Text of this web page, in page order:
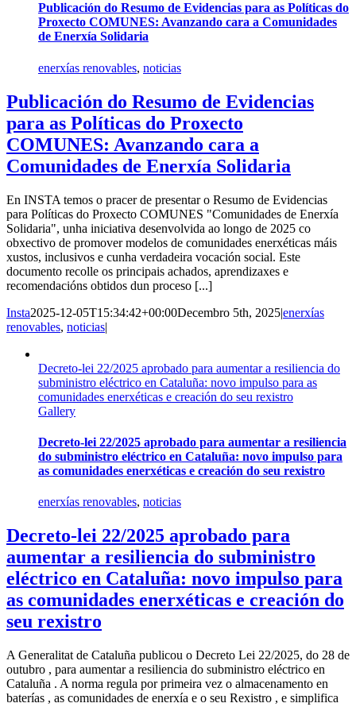
Publicación do Resumo de Evidencias para as Políticas do
Proxecto COMUNES: Avanzando cara a Comunidades
de Enerxía Solidaria
enerxías renovables, noticias
Publicación do Resumo de Evidencias
para as Políticas do Proxecto
COMUNES: Avanzando cara a
Comunidades de Enerxía Solidaria
En INSTA temos o pracer de presentar o Resumo de Evidencias
para Políticas do Proxecto COMUNES "Comunidades de Enerxía
Solidaria", unha iniciativa desenvolvida ao longo de 2025 co
obxectivo de promover modelos de comunidades enerxéticas máis
xustos, inclusivos e cunha verdadeira vocación social. Este
documento recolle os principais achados, aprendizaxes e
recomendacións obtidos dun proceso [...]
Insta2025-12-05T15:34:42+00:00Decembro 5th, 2025|enerxías
renovables, noticias|
Decreto-lei 22/2025 aprobado para aumentar a resiliencia do
subministro eléctrico en Cataluña: novo impulso para as
comunidades enerxéticas e creación do seu rexistro
Gallery
Decreto-lei 22/2025 aprobado para aumentar a resiliencia
do subministro eléctrico en Cataluña: novo impulso para
as comunidades enerxéticas e creación do seu rexistro
enerxías renovables, noticias
Decreto-lei 22/2025 aprobado para
aumentar a resiliencia do subministro
eléctrico en Cataluña: novo impulso para
as comunidades enerxéticas e creación do
seu rexistro
A Generalitat de Cataluña publicou o Decreto Lei 22/2025, do 28 de
outubro , para aumentar a resiliencia do subministro eléctrico en
Cataluña . A norma regula por primeira vez o almacenamento en
baterías , as comunidades de enerxía e o seu Rexistro , e simplifica